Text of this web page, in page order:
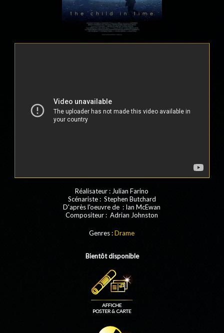
Réalisateur : Julian Farino
Scénariste : Stephen Butchard
D'après l'oeuvre de : Ian McEwan
Compositeur : Adrian Johnston
Genres :Drame
Bientôt disponible